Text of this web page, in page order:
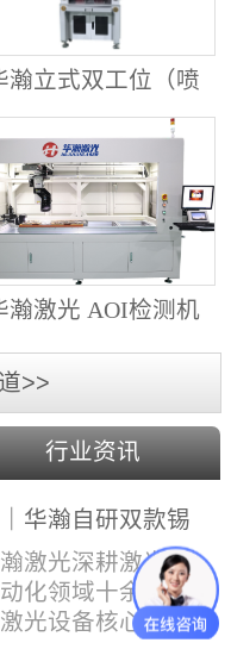
瀚立式双工位（喷
锡膏）激光焊锡机
瀚激光 AOI检测机
（型号HA18DM6)
>>
行业资讯
华瀚自研双款锡
焊点标准化量产
激光深耕激光精
化领域十余年，
光设备核心技